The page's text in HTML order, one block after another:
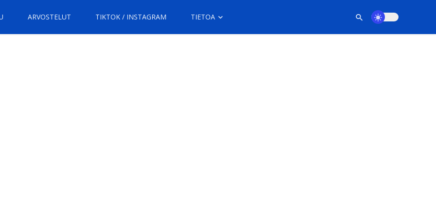
ARVOSTELUT TIKTOK / INSTAGRAM TIETOA